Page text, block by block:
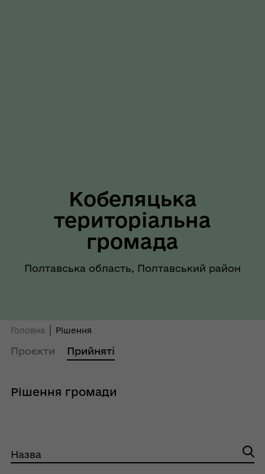
Кобеляцька
територіальна
громада
Полтавська область, Полтавський район
Головна Рішення
Проєкти Прийняті
Рішення громади
Назва